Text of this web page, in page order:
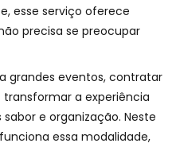
esse serviço oferece
precisa se preocupar
grandes eventos, contratar
a experiência
e organização. Neste
essa modalidade,